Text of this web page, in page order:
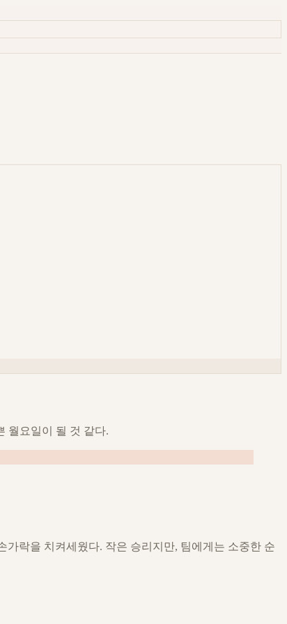
월요일이 될 것 같다.
락을 치켜세웠다. 작은 승리지만, 팀에게는 소중한 순